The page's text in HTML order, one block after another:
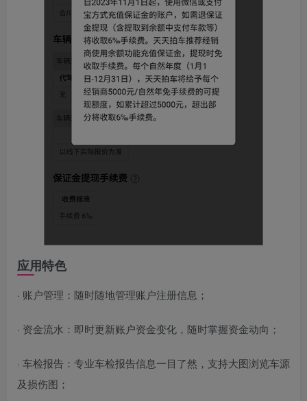
应用特色
· 账户管理：随时随地管理账户注册信息；
· 资金流水：即时更新账户资金变化，随时掌握资金动向；
· 车检报告：专业车检报告信息一目了然，支持大图浏览车源
及损伤图；